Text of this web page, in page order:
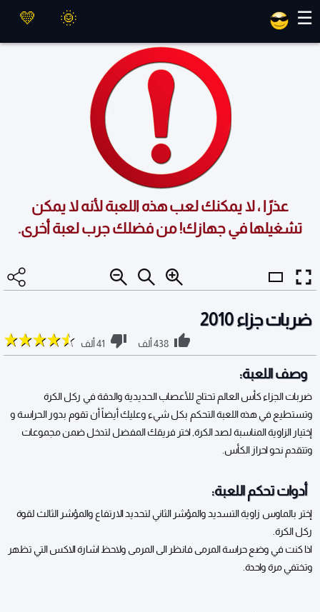
☰
عذرًا ، لا يمكنك لعب هذه اللعبة لأنه لا يمكن
تشغيلها في جهازك! من فضلك جرب لعبة أخرى.
ضربات جزاء 2010
438 ألف 41 ألف
وصف اللعبة:
ضربات الجزاء كأس العالم تحتاج للأعصاب الحديدية والدقة في ركل الكرة
وتستطيع في هذه اللعبة التحكم بكل شيء وعليك أيضاً أن تقوم بدور الحراسة و
إختيار الزاوية المناسبة لصد الكرة, اختر فريقك المفضل لتدخل ضمن مجموعات
وتتقدم نحو احراز الكأس.
أدوات تحكم اللعبة:
إختر بالماوس زاوية التسديد والمؤشر الثاني لتحديد الارتفاع والمؤشر الثالث لقوة
ركل الكرة.
اذا كنت في وضع حراسة المرمى فانظر الى المرمى ولاحظ اشارة الاكس التي تظهر
وتختفي مرة واحدة.